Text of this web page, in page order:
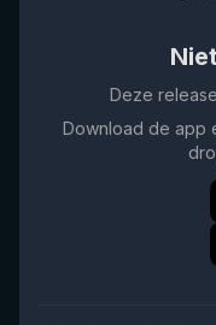
Deze
Download de app